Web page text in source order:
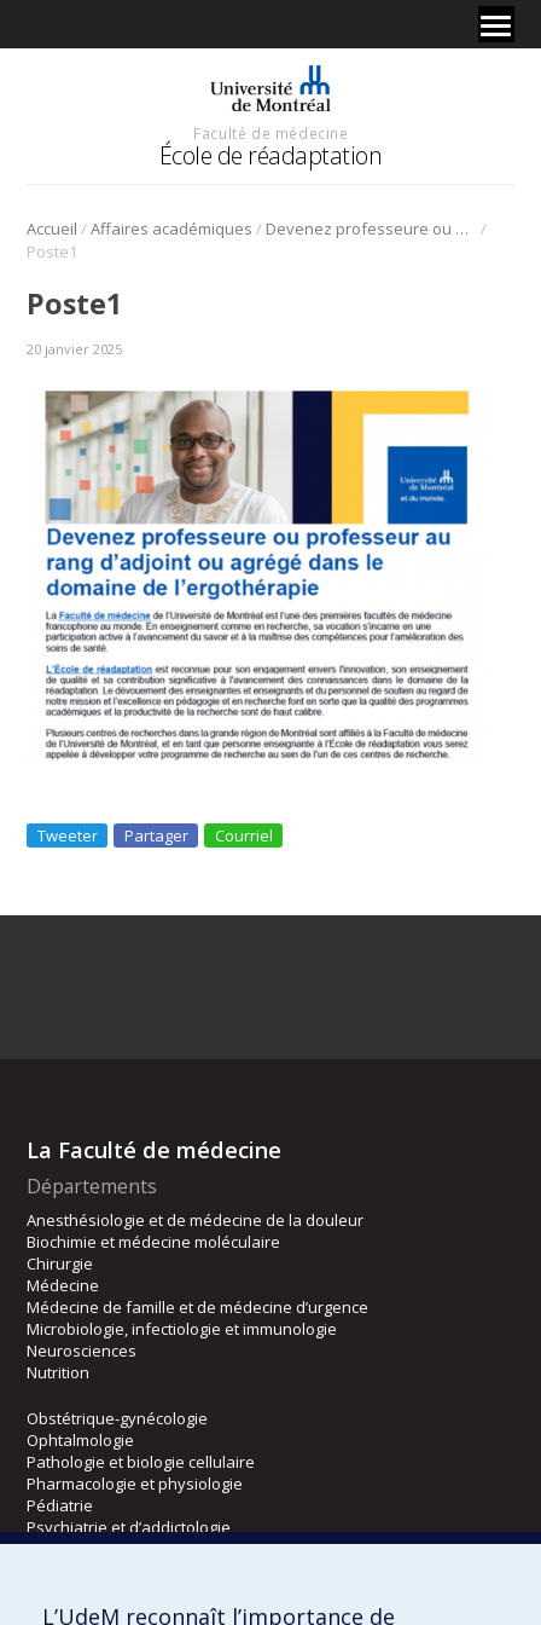
Faculté de médecine
École de réadaptation
Accueil /Affaires académiques / Devenez professeure ou professeur au rang d’adjoint ou agrégé dans le domaine de l’ergothérapie
/
Poste1
Poste1
20 janvier 2025
Tweeter Partager Courriel
La Faculté de médecine
Départements
Anesthésiologie et de médecine de la douleur
Biochimie et médecine moléculaire
Chirurgie
Médecine
Médecine de famille et de médecine d’urgence
Microbiologie, infectiologie et immunologie
Neurosciences
Nutrition
Obstétrique-gynécologie
Ophtalmologie
Pathologie et biologie cellulaire
Pharmacologie et physiologie
Pédiatrie
Psychiatrie et d’addictologie
Radiologie, radio-oncologie et médecine nucléaire
L’UdeM reconnaît l’importance de